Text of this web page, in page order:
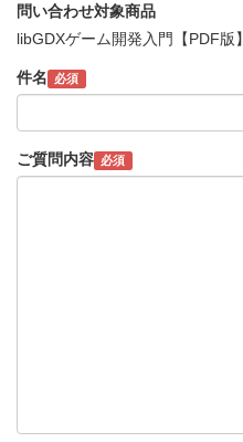
問い合わせ対象商品
libGDXゲーム開発入門【PDF版】
件名 必須
ご質問内容 必須